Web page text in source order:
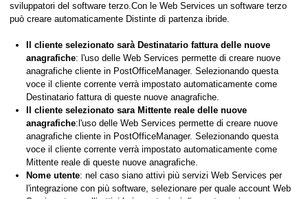
sviluppatori del software terzo.Con le Web Services un software terzo
può creare automaticamente Distinte di partenza ibride.
Il cliente selezionato sarà Destinatario fattura delle nuove
anagrafiche: l'uso delle Web Services permette di creare nuove
anagrafiche cliente in PostOfficeManager. Selezionando questa
voce il cliente corrente verrà impostato automaticamente come
Destinatario fattura di queste nuove anagrafiche.
Il cliente selezionato sara Mittente reale delle nuove
anagrafiche:l'uso delle Web Services permette di creare nuove
anagrafiche cliente in PostOfficeManager. Selezionando questa
voce il cliente corrente verrà impostato automaticamente come
Mittente reale di queste nuove anagrafiche.
Nome utente: nel caso siano attivi più servizi Web Services per
l'integrazione con più software, selezionare per quale account Web